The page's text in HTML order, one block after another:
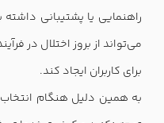
راهنمایی یا پشتیبانی
می‌تواند از بروز اختلال در
برای کاربران ایجاد کند.
به همین دلیل هنگام انتخاب